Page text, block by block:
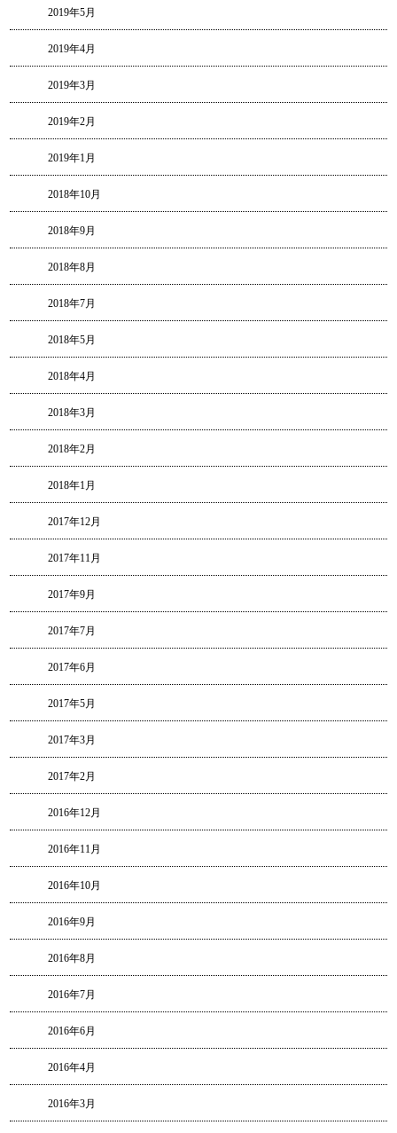
2019年5月
2019年4月
2019年3月
2019年2月
2019年1月
2018年10月
2018年9月
2018年8月
2018年7月
2018年5月
2018年4月
2018年3月
2018年2月
2018年1月
2017年12月
2017年11月
2017年9月
2017年7月
2017年6月
2017年5月
2017年3月
2017年2月
2016年12月
2016年11月
2016年10月
2016年9月
2016年8月
2016年7月
2016年6月
2016年4月
2016年3月